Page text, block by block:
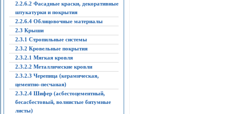
2.2.6.2 Фасадные краски, декоративные
штукатурки и покрытия
2.2.6.4 Облицовочные материалы
2.3 Крыши
2.3.1 Стропильные системы
2.3.2 Кровельные покрытия
2.3.2.1 Мягкая кровля
2.3.2.2 Металлические кровли
2.3.2.3 Черепица (керамическая,
цементно-песчаная)
2.3.2.4 Шифер (асбестоцементный,
бесасбестовый, волнистые битумные
листы)